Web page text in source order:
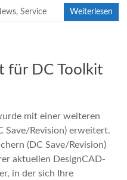
,Service Weiterlesen
für DC Toolkit
mit einer weiteren
Save/Revision) erweitert.
(DC Save/Revision)
aktuellen DesignCAD-
in der sich Ihre